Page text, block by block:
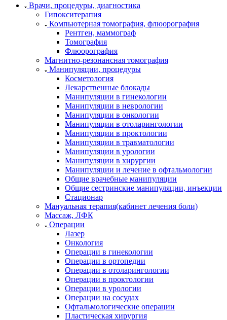
Врачи, процедуры, диагностика
Гипокситерапия
Компьютерная томография, флюорография
Рентген, маммограф
Томография
Флюорография
Магнитно-резонансная томография
Манипуляции, процедуры
Косметология
Лекарственные блокады
Манипуляции в гинекологии
Манипуляции в неврологии
Манипуляции в онкологии
Манипуляции в отоларингологии
Манипуляции в проктологии
Манипуляции в травматологии
Манипуляции в урологии
Манипуляции в хирургии
Манипуляции и лечение в офтальмологии
Общие врачебные манипуляции
Общие сестринские манипуляции, инъекции
Стационар
Мануальная терапия(кабинет лечения боли)
Массаж, ЛФК
Операции
Лазер
Онкология
Операции в гинекологии
Операции в ортопедии
Операции в отоларингологии
Операции в проктологии
Операции в урологии
Операции на сосудах
Офтальмологические операции
Пластическая хирургия